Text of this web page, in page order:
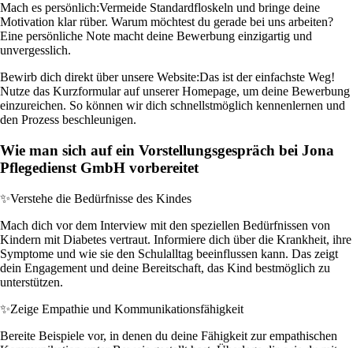
Mach es persönlich:Vermeide Standardfloskeln und bringe deine
Motivation klar rüber. Warum möchtest du gerade bei uns arbeiten?
Eine persönliche Note macht deine Bewerbung einzigartig und
unvergesslich.
Bewirb dich direkt über unsere Website:Das ist der einfachste Weg!
Nutze das Kurzformular auf unserer Homepage, um deine Bewerbung
einzureichen. So können wir dich schnellstmöglich kennenlernen und
den Prozess beschleunigen.
Wie man sich auf ein Vorstellungsgespräch bei Jona
Pflegedienst GmbH vorbereitet
✨Verstehe die Bedürfnisse des Kindes
Mach dich vor dem Interview mit den speziellen Bedürfnissen von
Kindern mit Diabetes vertraut. Informiere dich über die Krankheit, ihre
Symptome und wie sie den Schulalltag beeinflussen kann. Das zeigt
dein Engagement und deine Bereitschaft, das Kind bestmöglich zu
unterstützen.
✨Zeige Empathie und Kommunikationsfähigkeit
Bereite Beispiele vor, in denen du deine Fähigkeit zur empathischen